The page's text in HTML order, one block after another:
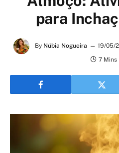
para
By Núbia Nogueira 19/05/
7 Mins